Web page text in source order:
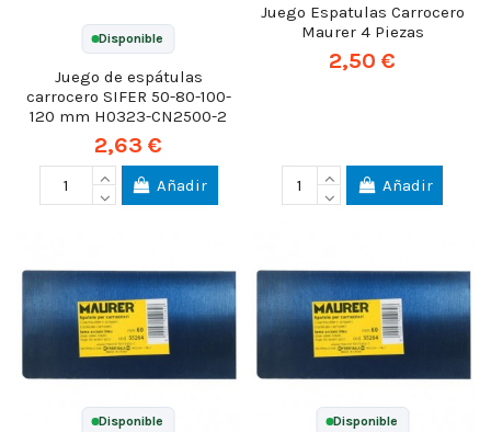
Disponible
Juego de espátulas
carrocero SIFER 50-80-100-
120 mm H0323-CN2500-2
2,63 €
Añadir
Juego Espatulas Carrocero
Maurer 4 Piezas
2,50 €
Añadir
Disponible Disponible